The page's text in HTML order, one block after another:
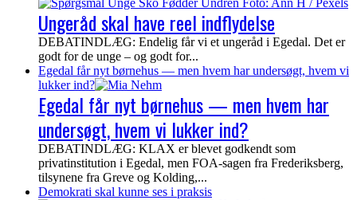
Ungeråd skal have reel indflydelse
DEBATINDLÆG: Endelig får vi et ungeråd i Egedal. Det er
godt for de unge – og godt for...
Egedal får nyt børnehus — men hvem har undersøgt, hvem vi
lukker ind?
Egedal får nyt børnehus — men hvem har
undersøgt, hvem vi lukker ind?
DEBATINDLÆG: KLAX er blevet godkendt som
privatinstitution i Egedal, men FOA-sagen fra Frederiksberg,
tilsynene fra Greve og Kolding,...
Demokrati skal kunne ses i praksis